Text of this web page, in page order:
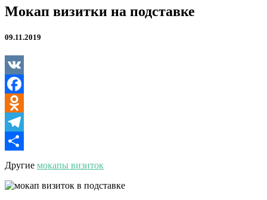
Мокап
визитки
подставке
Мокап визитки на подставке
09.11.2019
VK
Facebook
Odnoklassniki
Telegram
Отправить
Другие мокапы визиток